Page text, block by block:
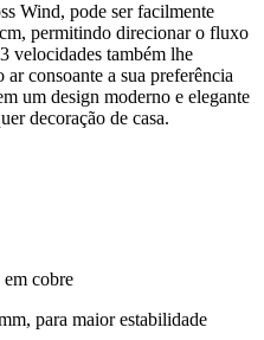
Wind, pode ser facilmente
permitindo direcionar o fluxo
velocidades também lhe
consoante a sua preferência
um design moderno e elegante
decoração de casa.
cobre
para maior estabilidade